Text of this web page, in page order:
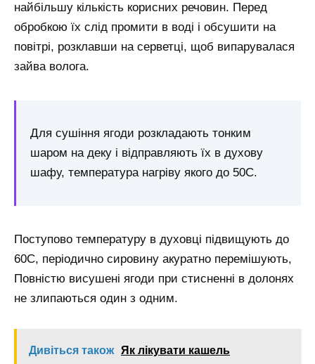
найбільшу кількість корисних речовин. Перед
обробкою їх слід промити в воді і обсушити на
повітрі, розклавши на серветці, щоб випарувалася
зайва волога.
Для сушіння ягоди розкладають тонким
шаром на деку і відправляють їх в духову
шафу, температура нагріву якого до 50С.
Поступово температуру в духовці підвищують до
60С, періодично сировину акуратно перемішують,
Повністю висушені ягоди при стисненні в долонях
не злипаються один з одним.
Дивіться також Як лікувати кашель